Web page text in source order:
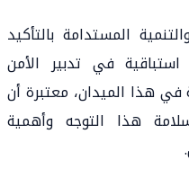
المستدامة بالتأكيد
في تدبير الأمن
هذا الميدان، معتبرة أن
هذا التوجه وأهمية